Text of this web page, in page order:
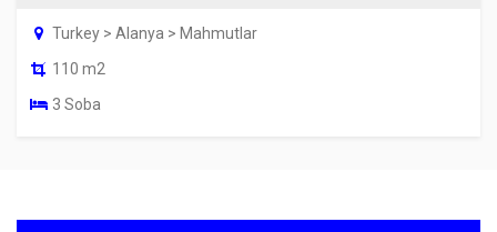
Turkey > Alanya > Mahmutlar
110 m2
3 Soba